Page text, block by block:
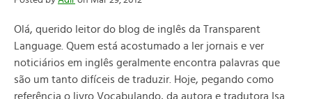
Olá, querido leitor do blog de inglês da Transparent
Language. Quem está acostumado a ler jornais e ver
noticiários em inglês geralmente encontra palavras que
são um tanto difíceis de traduzir. Hoje, pegando como
referência o livro Vocabulando, da autora e tradutora Isa